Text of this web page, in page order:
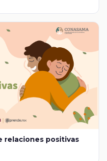
relaciones positivas